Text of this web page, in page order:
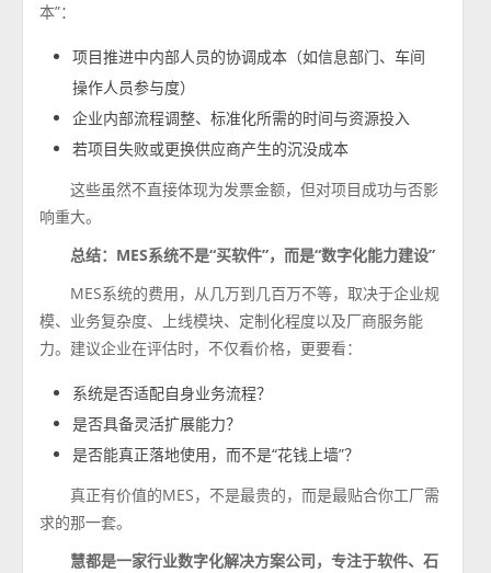
本”：
项目推进中内部人员的协调成本（如信息部门、车间
操作人员参与度）
企业内部流程调整、标准化所需的时间与资源投入
若项目失败或更换供应商产生的沉没成本
这些虽然不直接体现为发票金额，但对项目成功与否影
响重大。
总结：MES系统不是“买软件”，而是“数字化能力建设”
MES系统的费用，从几万到几百万不等，取决于企业规
模、业务复杂度、上线模块、定制化程度以及厂商服务能
力。建议企业在评估时，不仅看价格，更要看：
系统是否适配自身业务流程？
是否具备灵活扩展能力？
是否能真正落地使用，而不是“花钱上墙”？
真正有价值的MES，不是最贵的，而是最贴合你工厂需
求的那一套。
慧都是⼀家⾏业数字化解决⽅案公司，专注于软件、⽯